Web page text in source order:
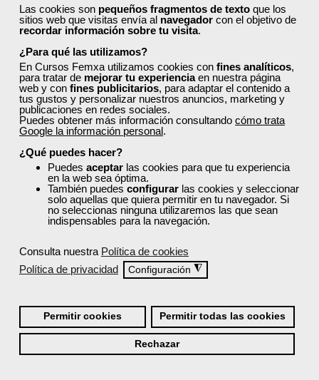
Las cookies son pequeños fragmentos de texto que los
sitios web que visitas envía al navegador con el objetivo de
recordar información sobre tu visita.
¿Para qué las utilizamos?
En Cursos Femxa utilizamos cookies con fines analíticos,
para tratar de mejorar tu experienciaen nuestra página
web y con fines publicitarios, para adaptar el contenido a
tus gustos y personalizar nuestros anuncios, marketing y
publicaciones en redes sociales.
Puedes obtener más información consultando cómo trata
Google la información personal.
¿Qué puedes hacer?
Puedes aceptar las cookies para que tu experiencia
en la web sea óptima.
También puedes configurar las cookies y seleccionar
solo aquellas que quiera permitir en tu navegador. Si
no seleccionas ninguna utilizaremos las que sean
indispensables para la navegación.
Consulta nuestra Política de cookies
Política de privacidad
Configuración ◮
Permitir cookies Permitir todas las cookies
Rechazar
Newsletter
Si, quiero recibir información sobre cursos, ofertas
exclusivas y recursos para el aprendizaje.
Términos y condiciones
He leído y acepto la Política de Privacidad
Registrarse
Quiénes Somos:
Especialistas en consultoría y formación para el empleo
Nuestro objetivo diario es, única y exclusivamente, ayudarte a
conseguir tus metas profesionales ofreciéndote los mejores